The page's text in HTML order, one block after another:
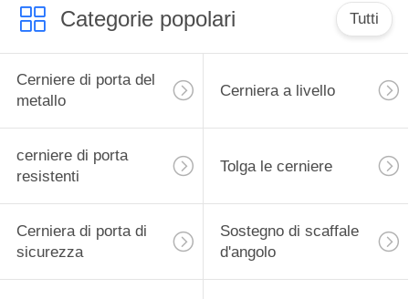
Categorie popolari Tutti
Cerniere di porta del
metallo
Cerniera a livello
cerniere di porta
resistenti
Tolga le cerniere
Cerniera di porta di
sicurezza
Sostegno di scaffale
d'angolo